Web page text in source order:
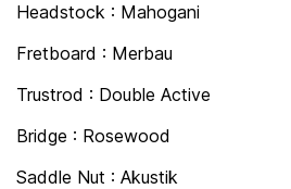
Headstock : Mahogani
Fretboard : Merbau
Trustrod : Double Active
Bridge : Rosewood
Saddle Nut : Akustik